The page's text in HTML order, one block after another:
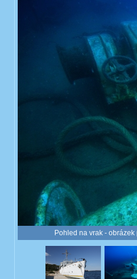
Pohled na vrak -